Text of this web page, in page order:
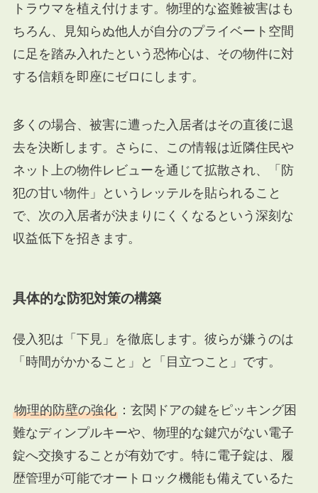
トラウマを植え付けます。物理的な盗難被害はも
ちろん、見知らぬ他人が自分のプライベート空間
に足を踏み入れたという恐怖心は、その物件に対
する信頼を即座にゼロにします。
多くの場合、被害に遭った入居者はその直後に退
去を決断します。さらに、この情報は近隣住民や
ネット上の物件レビューを通じて拡散され、「防
犯の甘い物件」というレッテルを貼られること
で、次の入居者が決まりにくくなるという深刻な
収益低下を招きます。
具体的な防犯対策の構築
侵入犯は「下見」を徹底します。彼らが嫌うのは
「時間がかかること」と「目立つこと」です。
物理的防壁の強化：玄関ドアの鍵をピッキング困
難なディンプルキーや、物理的な鍵穴がない電子
錠へ交換することが有効です。特に電子錠は、履
歴管理が可能でオートロック機能も備えているた